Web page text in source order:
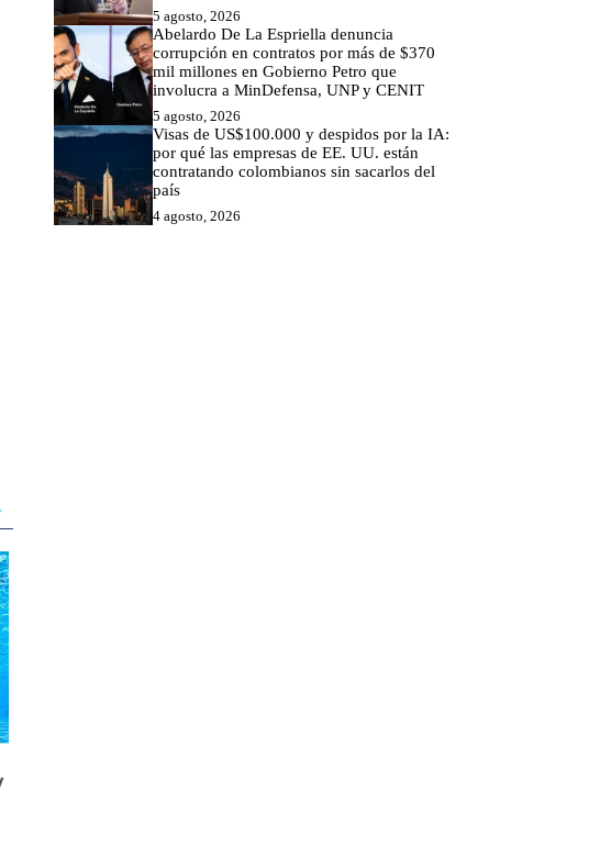
5 agosto, 2026
Abelardo De La Espriella denuncia
corrupción en contratos por más de $370
mil millones en Gobierno Petro que
involucra a MinDefensa, UNP y CENIT
5 agosto, 2026
Visas de US$100.000 y despidos por la IA:
por qué las empresas de EE. UU. están
contratando colombianos sin sacarlos del
país
4 agosto, 2026